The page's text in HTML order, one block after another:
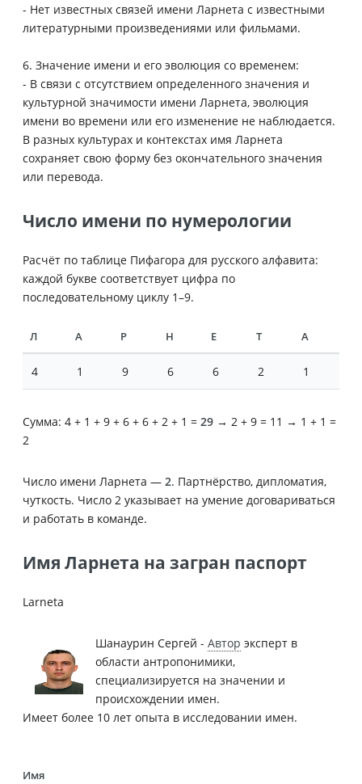
- Нет известных связей имени Ларнета с известными
литературными произведениями или фильмами.
6. Значение имени и его эволюция со временем:
- В связи с отсутствием определенного значения и
культурной значимости имени Ларнета, эволюция
имени во времени или его изменение не наблюдается.
В разных культурах и контекстах имя Ларнета
сохраняет свою форму без окончательного значения
или перевода.
Число имени по нумерологии
Расчёт по таблице Пифагора для русского алфавита:
каждой букве соответствует цифра по
последовательному циклу 1–9.
Л А Р Н Е Т А
4 1 9 6 6 2 1
Сумма: 4 + 1 + 9 + 6 + 6 + 2 + 1 = 29 → 2 + 9 = 11 → 1 + 1 =
2
Число имени Ларнета — 2. Партнёрство, дипломатия,
чуткость. Число 2 указывает на умение договариваться
и работать в команде.
Имя Ларнета на загран паспорт
Larneta
Шанаурин Сергей - Автор эксперт в
области антропонимики,
специализируется на значении и
происхождении имен.
Имеет более 10 лет опыта в исследовании имен.
Имя